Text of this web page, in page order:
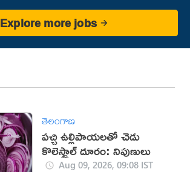
Explore more jobs
తెలంగాణ
పచ్చి ఉల్లిపాయలతో చెడు
కొలెస్ట్రాల్ దూరం: నిపుణులు
Aug 09, 2026, 09:08 IST